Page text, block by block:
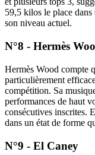
59,5 kilos le place
son niveau actuel.
N°8 - Hermès
Hermès Wood compte
particulièrement
compétition. Sa
performances de haut
consécutives inscrites.
dans un état de forme
N°9 - El Caney